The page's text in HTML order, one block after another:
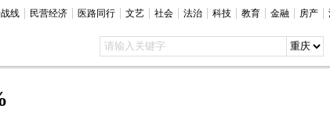
线 民营经济 医路同行 文艺 社会 法治 科技 教育 金融 房产